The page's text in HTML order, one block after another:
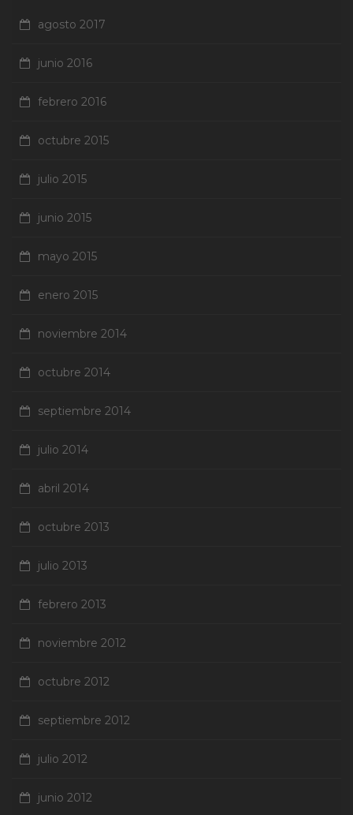
agosto 2017
junio 2016
febrero 2016
octubre 2015
julio 2015
junio 2015
mayo 2015
enero 2015
noviembre 2014
octubre 2014
septiembre 2014
julio 2014
abril 2014
octubre 2013
julio 2013
febrero 2013
noviembre 2012
octubre 2012
septiembre 2012
julio 2012
junio 2012